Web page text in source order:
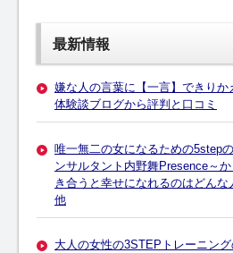
最新情報
嫌な人の言葉に【一言】できり
体験談ブログから評判と口コミ
唯一無二の女になるための5step
ンサルタント内野舞Presence～
き合うと幸せになれるのはどんな
他
大人の女性の3STEPトレーニン